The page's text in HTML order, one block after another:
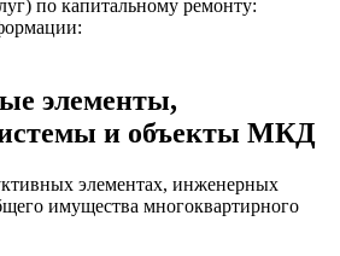
по капитальному ремонту:
элементы,
и объекты МКД
элементах, инженерных
имущества многоквартирного